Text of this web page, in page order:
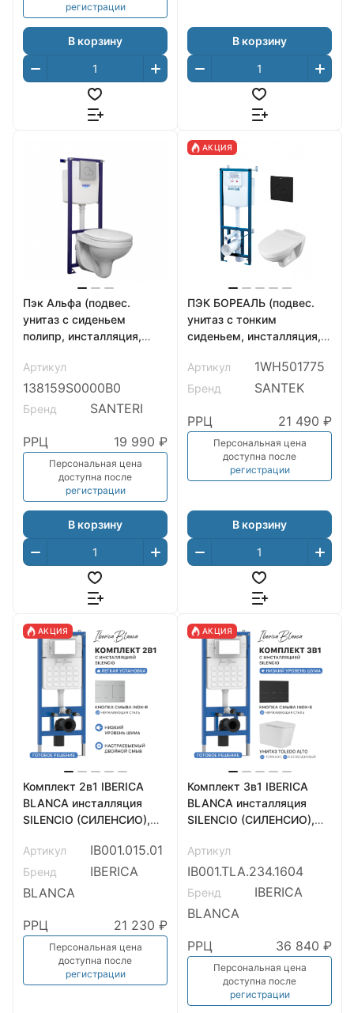
регистрации
В корзину В корзину
Пэк Альфа (подвес.
унитаз с сиденьем
полипр, инсталляция,
SANTERI
Артикул
138159S0000B0
Бренд SANTERI
РРЦ 19 990 ₽
Персональная цена
доступна после
регистрации
В корзину
АКЦИЯ
ПЭК БОРЕАЛЬ (подвес.
унитаз с тонким
сиденьем, инсталляция,
матт),САНТЕК
Артикул 1WH501775
Бренд SANTEK
РРЦ 21 490 ₽
Персональная цена
доступна после
регистрации
В корзину
АКЦИЯ
Комплект 2в1 IBERICA
BLANCA инсталляция
SILENCIO (СИЛЕНСИО),
(ИНОКС-Р) хром матовый
(IB001.015.01)
Артикул IB001.015.01
Бренд
IBERICA
BLANCA
РРЦ 21 230 ₽
Персональная цена
доступна после
регистрации
АКЦИЯ
Комплект 3в1 IBERICA
BLANCA инсталляция
SILENCIO (СИЛЕНСИО),
(ТОЛЕДО АЛЬТО) белый,
кнопка смыва INOX-S
(ИНОКС-С) черный
матовый
(IB001.TLA.234.1604)
Артикул
IB001.TLA.234.1604
Бренд
IBERICA
BLANCA
РРЦ 36 840 ₽
Персональная цена
доступна после
регистрации